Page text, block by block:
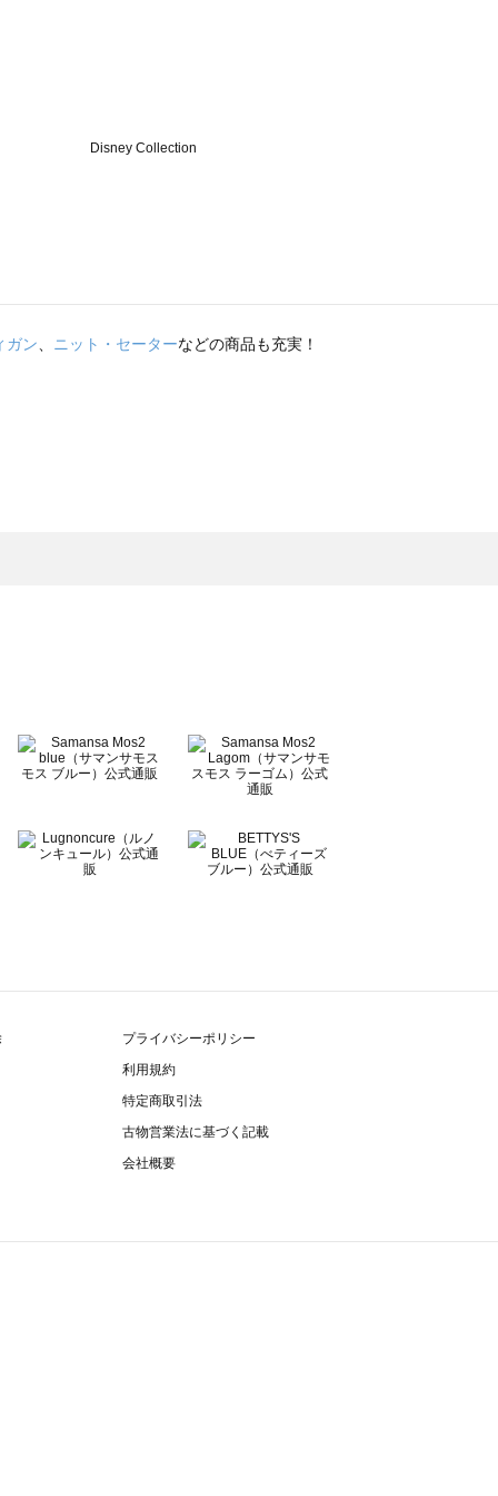
ガン ニット・セーターなどの商品も充実！
プライバシーポリシー
利用規約
特定商取引法
古物営業法に基づく記載
会社概要